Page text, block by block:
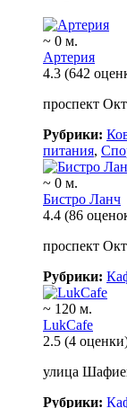
~ 0 м.
Артерия
4.3 (642
проспект
Рубрики:
питания,
~ 0 м.
Бистро Ланч
4.4 (86
проспект
Рубрики:
~ 120 м.
LukCafe
2.5 (4
улица
Рубрики: